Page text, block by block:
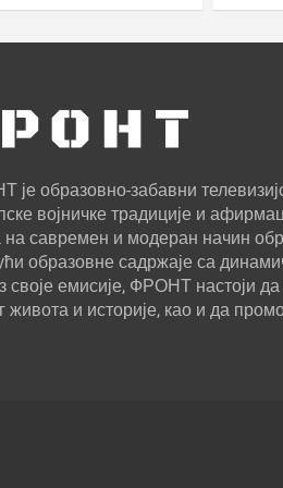
је образовно-забавни
војничке традиције и
савремен и модеран начин
образовне садржаје са
своје емисије, ФРОНТ настоји
живота и историје, као и да